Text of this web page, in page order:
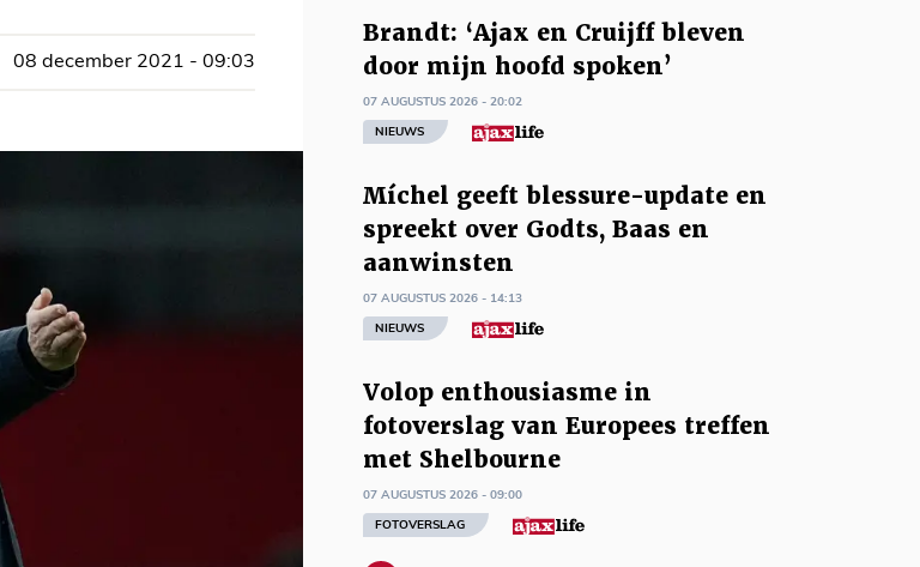
08 december 2021 - 09:03
Brandt: ‘Ajax en Cruijff bleven
door mijn hoofd spoken’
07 AUGUSTUS 2026 - 20:02
NIEUWS
Míchel geeft blessure-update en
spreekt over Godts, Baas en
aanwinsten
07 AUGUSTUS 2026 - 14:13
NIEUWS
Volop enthousiasme in
fotoverslag van Europees treffen
met Shelbourne
07 AUGUSTUS 2026 - 09:00
FOTOVERSLAG